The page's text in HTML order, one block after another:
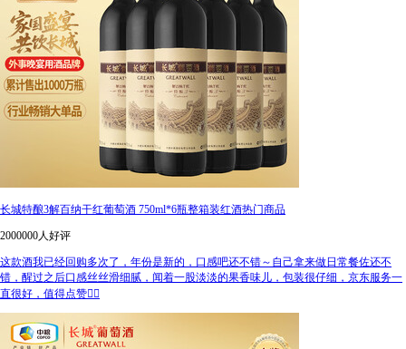
长城特酿3解百纳干红葡萄酒 750ml*6瓶整箱装红酒热门商品
2000000人好评
这款酒我已经回购多次了，年份是新的，口感吧还不错～自己拿来做日常餐佐还不
错，醒过之后口感丝丝滑细腻，闻着一股淡淡的果香味儿，包装很仔细，京东服务一
直很好，值得点赞👍🏻